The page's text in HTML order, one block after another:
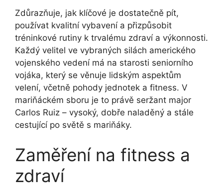
Zdůrazňuje, jak klíčové je dostatečně pít,
používat kvalitní vybavení a přizpůsobit
tréninkové rutiny k trvalému zdraví a výkonnosti.
Každý velitel ve vybraných silách amerického
vojenského vedení má na starosti seniorního
vojáka, který se věnuje lidským aspektům
velení, včetně pohody jednotek a fitness. V
mariňáckém sboru je to právě seržant major
Carlos Ruiz – vysoký, dobře naladěný a stále
cestující po světě s mariňáky.
Zaměření na fitness a
zdraví